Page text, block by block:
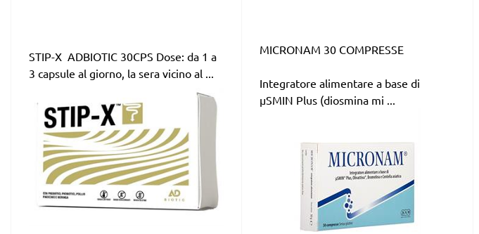
STIP-X ADBIOTIC 30CPS Dose: da 1 a
3 capsule al giorno, la sera vicino al ...
MICRONAM 30 COMPRESSE
Integratore alimentare a base di
µSMIN Plus (diosmina mi ...